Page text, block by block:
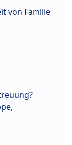
von Familie